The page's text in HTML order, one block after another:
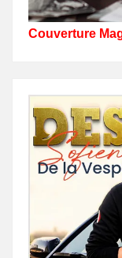
Couverture